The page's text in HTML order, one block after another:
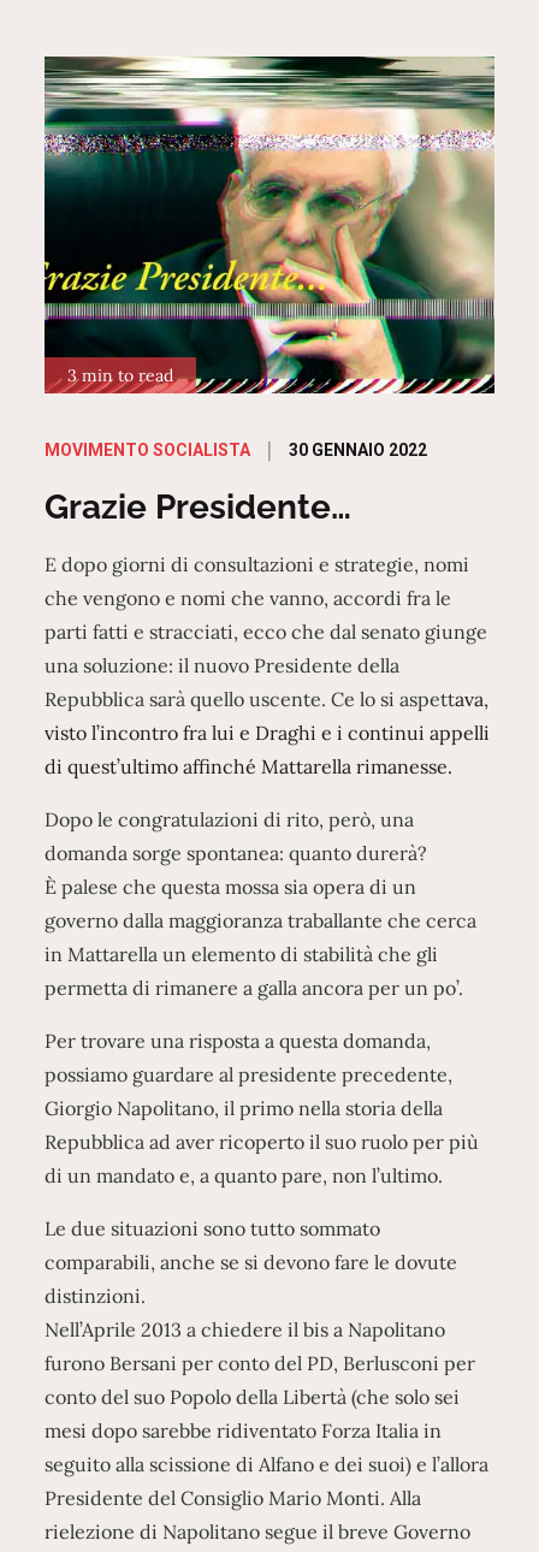
3 min to read
MOVIMENTO SOCIALISTA
Posted
30 GENNAIO 2022
Grazie Presidente…
E dopo giorni di consultazioni e strategie, nomi
che vengono e nomi che vanno, accordi fra le
parti fatti e stracciati, ecco che dal senato giunge
una soluzione: il nuovo Presidente della
Repubblica sarà quello uscente. Ce lo si aspettava,
visto l’incontro fra lui e Draghi e i continui appelli
di quest’ultimo affinché Mattarella rimanesse.
Dopo le congratulazioni di rito, però, una
domanda sorge spontanea: quanto durerà?
È palese che questa mossa sia opera di un
governo dalla maggioranza traballante che cerca
in Mattarella un elemento di stabilità che gli
permetta di rimanere a galla ancora per un po’.
Per trovare una risposta a questa domanda,
possiamo guardare al presidente precedente,
Giorgio Napolitano, il primo nella storia della
Repubblica ad aver ricoperto il suo ruolo per più
di un mandato e, a quanto pare, non l’ultimo.
Le due situazioni sono tutto sommato
comparabili, anche se si devono fare le dovute
distinzioni.
Nell’Aprile 2013 a chiedere il bis a Napolitano
furono Bersani per conto del PD, Berlusconi per
conto del suo Popolo della Libertà (che solo sei
mesi dopo sarebbe ridiventato Forza Italia in
seguito alla scissione di Alfano e dei suoi) e l’allora
Presidente del Consiglio Mario Monti. Alla
rielezione di Napolitano segue il breve Governo